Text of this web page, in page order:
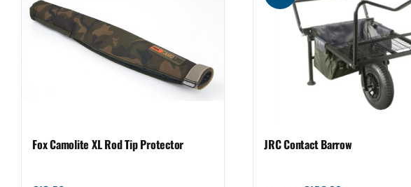
Fox Camolite XL Rod Tip Protector JRC Contact Barrow